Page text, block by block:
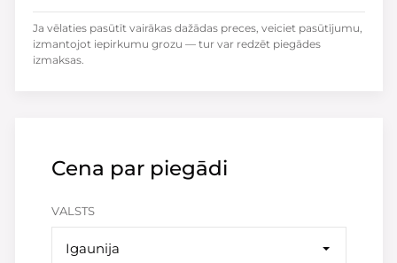
Cena par piegādi
VALSTS
Igaunija
Ja vēlaties pasūtīt vairākas dažādas preces, veiciet pasūtījumu,
izmantojot iepirkumu grozu — tur var redzēt piegādes
izmaksas.